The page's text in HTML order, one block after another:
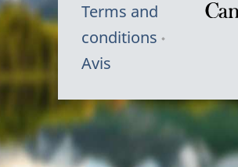
Terms and
conditions
Avis